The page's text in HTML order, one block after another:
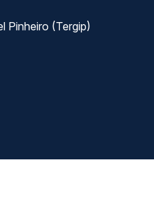
Pinheiro (Tergip)